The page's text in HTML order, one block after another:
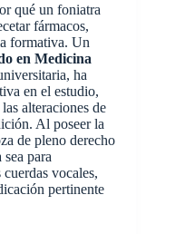
qué un foniatra
fármacos,
formativa. Un
en Medicina
ha
en el estudio,
alteraciones de
Al poseer la
de pleno derecho
para
vocales,
pertinente